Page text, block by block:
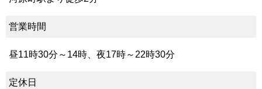
営業時間
昼11時30分～14時、夜17時～22時30分
定休日